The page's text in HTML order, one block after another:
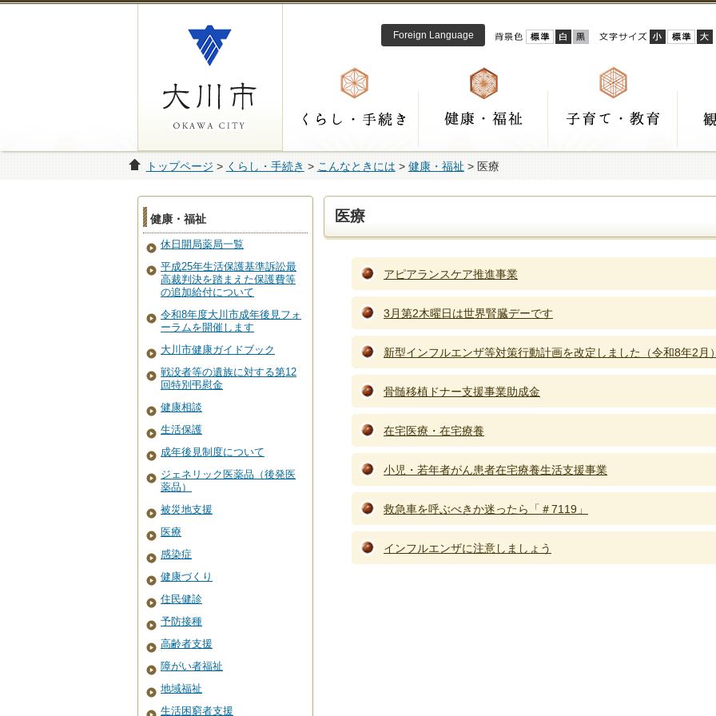
Foreign Language
トップページ > くらし・手続き > こんなときには > 健康・福祉 > 医療
医療
アピアランスケア推進事業
3月第2木曜日は世界腎臓デーです
新型インフルエンザ等対策行動計画を改定しました（令和8年2月
骨髄移植ドナー支援事業助成金
在宅医療・在宅療養
小児・若年者がん患者在宅療養生活支援事業
救急車を呼ぶべきか迷ったら「＃7119」
インフルエンザに注意しましょう
健康・福祉
休日開局薬局一覧
平成25年生活保護基準訴訟最
高裁判決を踏まえた保護費等
の追加給付について
令和8年度大川市成年後見フォ
ーラムを開催します
大川市健康ガイドブック
戦没者等の遺族に対する第12
回特別弔慰金
健康相談
生活保護
成年後見制度について
ジェネリック医薬品（後発医
薬品）
被災地支援
医療
感染症
健康づくり
住民健診
予防接種
高齢者支援
障がい者福祉
地域福祉
生活困窮者支援